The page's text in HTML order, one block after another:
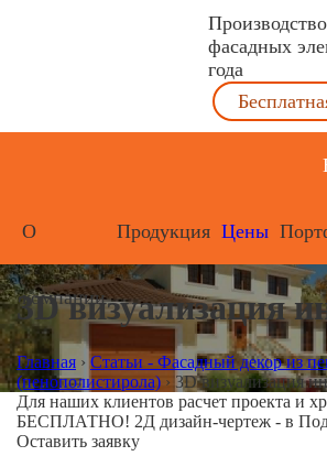
фасадных
года
О
компании
Продукция Цены
3D визуализация
Главная › Статьи - Фасадный декор из
(пенополистирола) › 3D визуализация
Для наших клиентов расчет проекта и
БЕСПЛАТНО! 2Д дизайн-чертеж - в
Оставить заявку